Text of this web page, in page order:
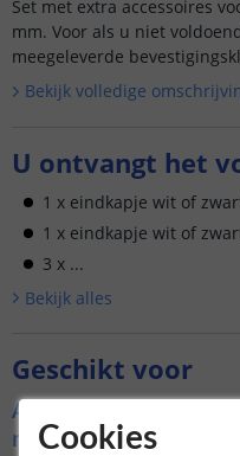
Set met extra accessoires
mm. Voor als u niet
meegeleverde
Bekijk volledige
U ontvangt het
1 x eindkapje wit of
1 x eindkapje wit of
3 x ...
Bekijk alles
Geschikt voor
Accessoire set voor
mm slim line:
Cookies